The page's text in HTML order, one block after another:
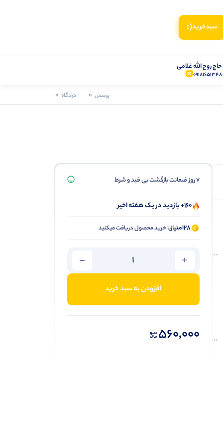
سبد‌خرید(:
حاج روح الله غلامی
09181651348
پرسش 0 دیدگاه 0
7 روز ضمانت بازگشت بی قید و شرط
160+ بازدید در یک هفته اخیر
28امتیازبا خرید محصول دریافت میکنید
افزودن به سبد خرید
560,000